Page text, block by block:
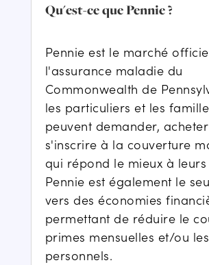
Qu'est-ce que Pennie ?
Pennie est le marché
l'assurance maladie du
Commonwealth de
les particuliers et les
peuvent demander,
s'inscrire à la couverture
qui répond le mieux à leurs
Pennie est également le
vers des économies
permettant de réduire le
primes mensuelles et/ou
personnels.